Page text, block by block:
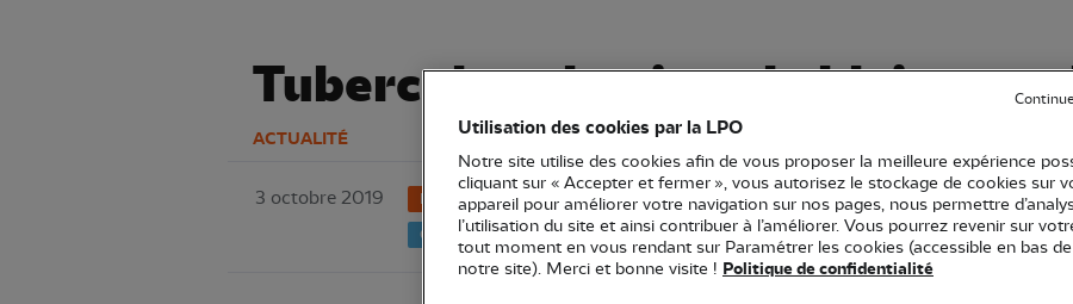
Tuberculose bovine : le blaireau a
ACTUALITÉ
3 octobre 2019 LPO France
Plaidoyer
Chasse
Utilisation des cookies par la LPO
Notre site utilise des cookies afin de vous proposer la meilleure expérience
cliquant sur « Accepter et fermer », vous autorisez le stockage de cookies sur
appareil pour améliorer votre navigation sur nos pages, nous permettre
l’utilisation du site et ainsi contribuer à l’améliorer. Vous pourrez revenir sur
tout moment en vous rendant sur Paramétrer les cookies (accessible en bas
notre site). Merci et bonne visite ! Politique de confidentialité